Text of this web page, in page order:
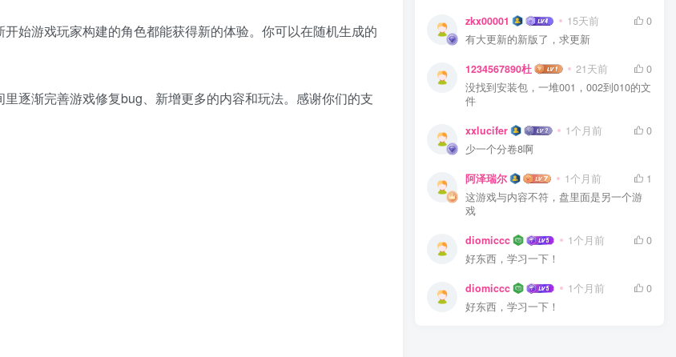
始游戏玩家构建的角色都能获得新的体验。你可以在随机生成的
逐渐完善游戏修复bug、新增更多的内容和玩法。感谢你们的支
zkx00001 15天前
0
有大更新的新版了，求更新
1234567890杜 21天前
0
没找到安装包，一堆001，002到010的文
件
xxlucifer 1个月前
0
少一个分卷8啊
阿泽瑞尔 1个月前
1
这游戏与内容不符，盘里面是另一个游
戏
diomiccc 1个月前
0
好东西，学习一下！
diomiccc 1个月前
0
好东西，学习一下！